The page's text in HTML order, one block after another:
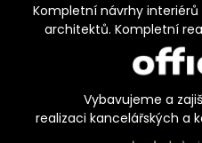
Kompletní návrhy
architektů. Kompletní
Vybavujeme a
realizaci kancelářských a